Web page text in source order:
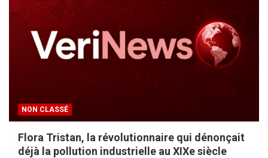
NON CLASSÉ
Flora Tristan, la révolutionnaire qui dénonçait
déjà la pollution industrielle au XIXe siècle